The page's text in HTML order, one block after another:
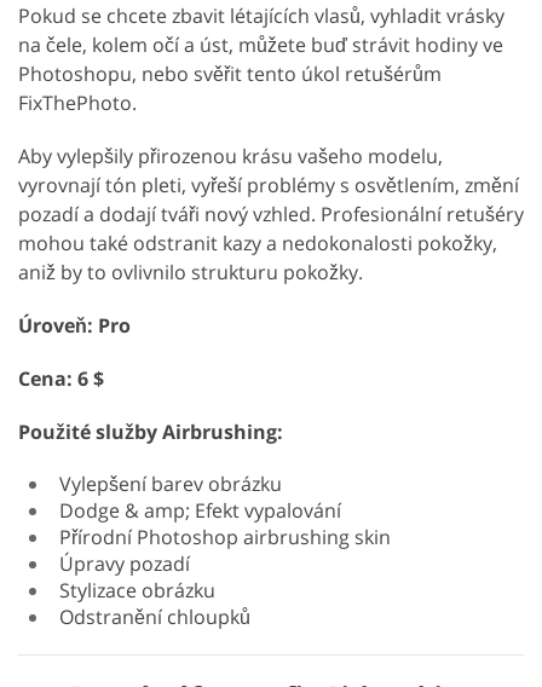
Pokud se chcete zbavit létajících vlasů, vyhladit vrásky
na čele, kolem očí a úst, můžete buď strávit hodiny ve
Photoshopu, nebo svěřit tento úkol retušérům
FixThePhoto.
Aby vylepšily přirozenou krásu vašeho modelu,
vyrovnají tón pleti, vyřeší problémy s osvětlením, změní
pozadí a dodají tváři nový vzhled. Profesionální retušéry
mohou také odstranit kazy a nedokonalosti pokožky,
aniž by to ovlivnilo strukturu pokožky.
Úroveň: Pro
Cena: 6 $
Použité služby Airbrushing:
Vylepšení barev obrázku
Dodge & amp; Efekt vypalování
Přírodní Photoshop airbrushing skin
Úpravy pozadí
Stylizace obrázku
Odstranění chloupků